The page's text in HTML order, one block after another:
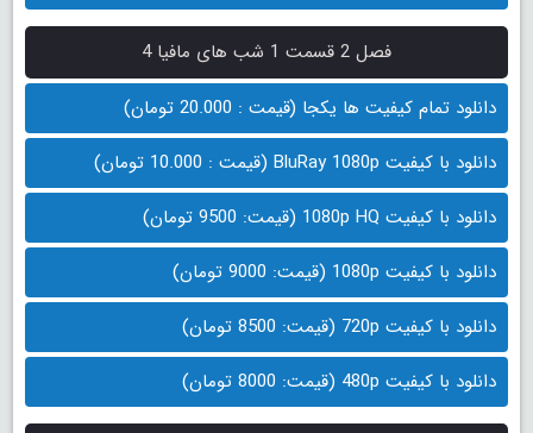
فصل 2 قسمت 1 شب های مافیا 4
دانلود تمام کیفیت ها یکجا (قیمت : 20.000 تومان)
دانلود با کیفیت BluRay 1080p (قیمت : 10.000 تومان)
دانلود با کیفیت 1080p HQ (قیمت: 9500 تومان)
دانلود با کیفیت 1080p (قیمت: 9000 تومان)
دانلود با کیفیت 720p (قیمت: 8500 تومان)
دانلود با کیفیت 480p (قیمت: 8000 تومان)